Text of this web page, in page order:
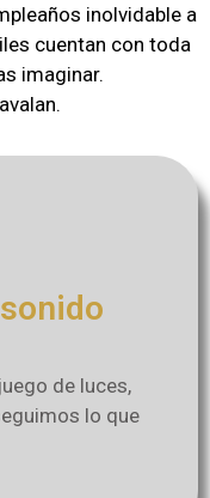
inolvidable a
cuentan con toda
imaginar.
de luces,
lo que